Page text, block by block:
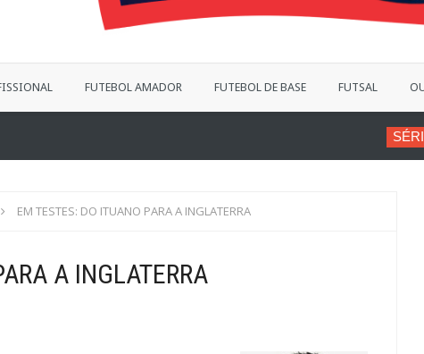
FUTEBOL AMADOR FUTEBOL DE BASE FUTSAL
VINÍCIUS
EM TESTES: DO ITUANO PARA A INGLATERRA
A INGLATERRA